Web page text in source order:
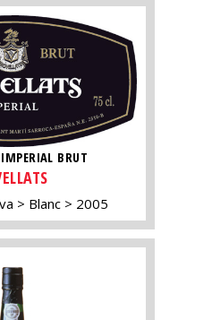
BRUT
Blanc 2005